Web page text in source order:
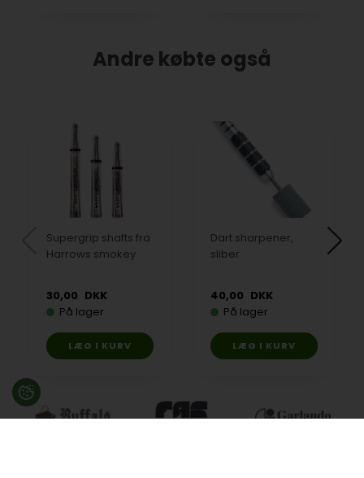
Andre købte også
Supergrip shafts fra
Harrows smokey
30,00 DKK
På lager
Dart sharpener,
sliber
40,00 DKK
På lager